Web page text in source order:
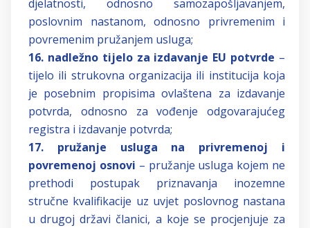
djelatnosti, odnosno samozapošljavanjem,
poslovnim nastanom, odnosno privremenim i
povremenim pružanjem usluga;
16. nadležno tijelo za izdavanje EU potvrde –
tijelo ili strukovna organizacija ili institucija koja
je posebnim propisima ovlaštena za izdavanje
potvrda, odnosno za vođenje odgovarajućeg
registra i izdavanje potvrda;
17. pružanje usluga na privremenoj i
povremenoj osnovi – pružanje usluga kojem ne
prethodi postupak priznavanja inozemne
stručne kvalifikacije uz uvjet poslovnog nastana
u drugoj državi članici, a koje se procjenjuje za